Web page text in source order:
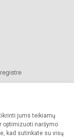
jums teikiamų
optimizuoti naršymo
kad sutinkate su visų
teisės saugomos.
draudžiama.